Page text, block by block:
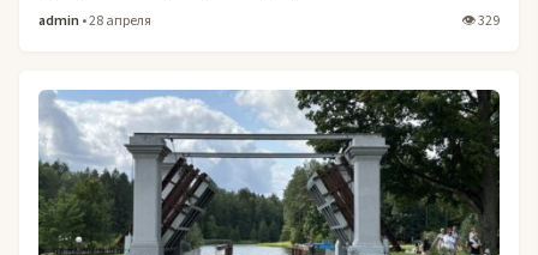
admin • 28 апреля 👁 329